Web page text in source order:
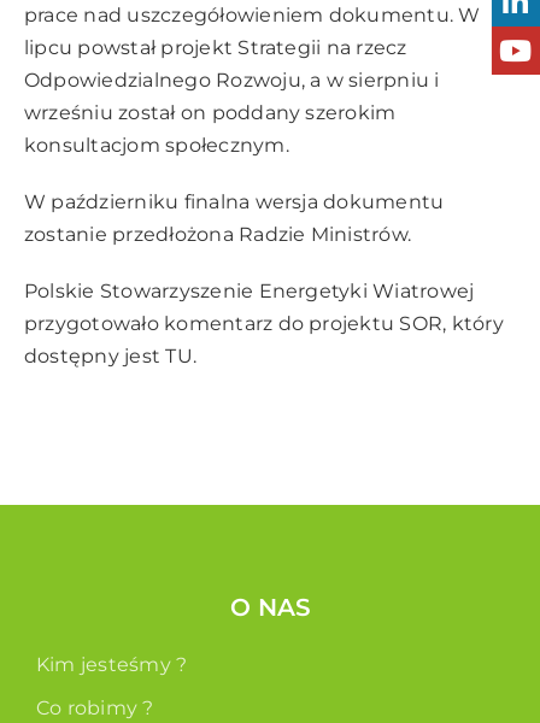
prace nad uszczegółowieniem dokumentu. W
lipcu powstał projekt Strategii na rzecz
Odpowiedzialnego Rozwoju, a w sierpniu i
wrześniu został on poddany szerokim
konsultacjom społecznym.
W październiku finalna wersja dokumentu
zostanie przedłożona Radzie Ministrów.
Polskie Stowarzyszenie Energetyki Wiatrowej
przygotowało komentarz do projektu SOR, który
dostępny jestTU.
O NAS
Kim jesteśmy ?
Co robimy ?